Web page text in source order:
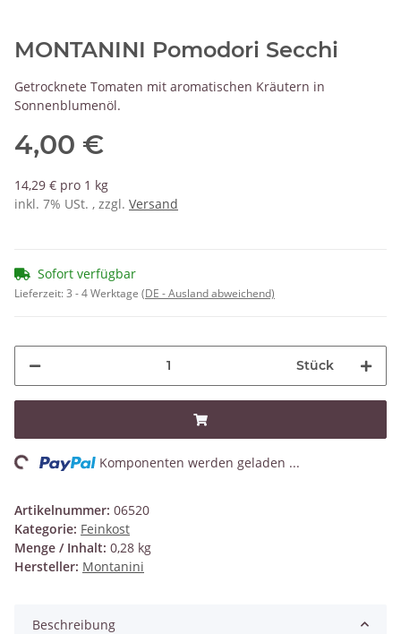
MONTANINI Pomodori Secchi
Getrocknete Tomaten mit aromatischen Kräutern in
Sonnenblumenöl.
4,00 €
14,29 € pro 1 kg
inkl. 7% USt. , zzgl. Versand
Sofort verfügbar
Lieferzeit:3 - 4 Werktage (DE - Ausland abweichend)
Stück
Komponenten werden geladen ...
Artikelnummer: 06520
Kategorie: Feinkost
Menge / Inhalt: 0,28 kg
Hersteller: Montanini
Beschreibung